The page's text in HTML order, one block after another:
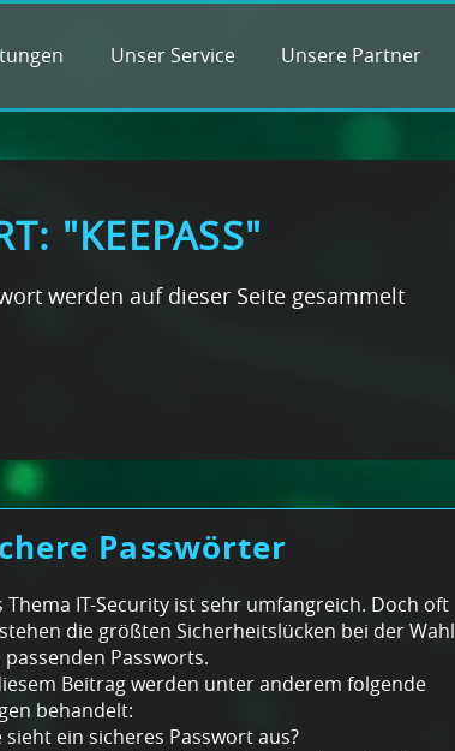
Unser Service Unsere Partner
"KEEPASS"
werden auf dieser Seite gesammelt
Passwörter
Thema IT-Security ist sehr umfangreich. Doch oft
die größten Sicherheitslücken bei der Wahl
passenden Passworts.
Beitrag werden unter anderem folgende
behandelt:
sieht ein sicheres Passwort aus?